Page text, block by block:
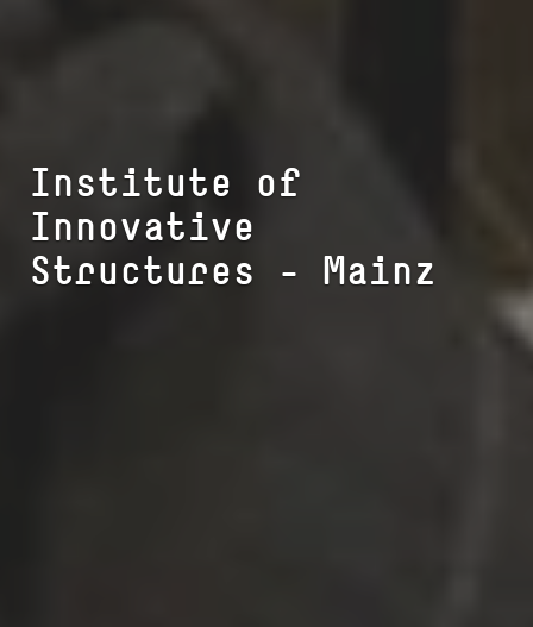
Institute of
Innovative
Structures - Mainz